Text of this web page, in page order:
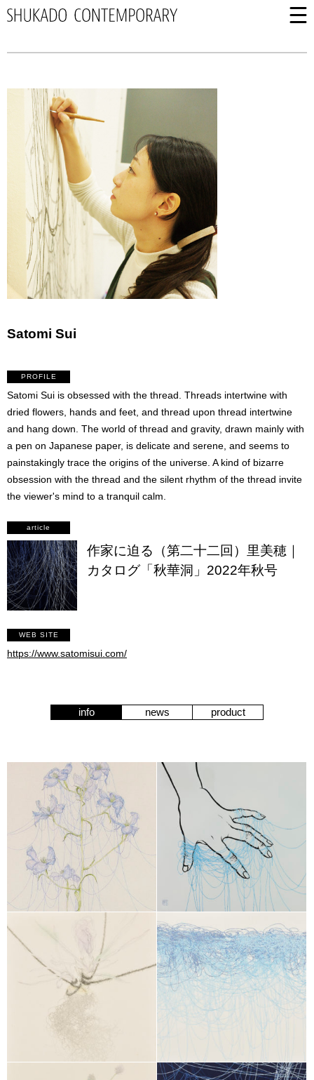
Satomi Sui
PROFILE
Satomi Sui is obsessed with the thread. Threads intertwine with
dried flowers, hands and feet, and thread upon thread intertwine
and hang down. The world of thread and gravity, drawn mainly with
a pen on Japanese paper, is delicate and serene, and seems to
painstakingly trace the origins of the universe. A kind of bizarre
obsession with the thread and the silent rhythm of the thread invite
the viewer's mind to a tranquil calm.
article
作家に迫る（第二十二回）里美穂｜
カタログ「秋華洞」2022年秋号
WEB SITE
https://www.satomisui.com/
info news product